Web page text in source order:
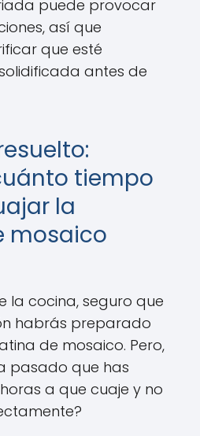
puede provocar
así que
que esté
antes de
tiempo
la
mosaico
la cocina, seguro que
habrás preparado
de mosaico. Pero,
pasado que has
a que cuaje y no